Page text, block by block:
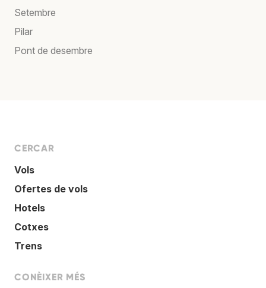
Setembre
Pilar
Pont de desembre
CERCAR
Vols
Ofertes de vols
Hotels
Cotxes
Trens
CONÈIXER MÉS